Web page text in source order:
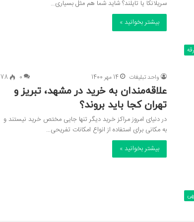
سریلانکا یا تایلند؟ شاید شما هم مثل بسیاری…
بیشتر بخوانید »
واحد تبلیغات 14 مهر 1400 0
78
علاقه‌مندان به خرید در مشهد،‌ تبریز و
تهران کجا باید بروند؟
در دنیای امروز مراکز خرید دیگر تنها جایی مختص خرید نیستند و
به مکانی برای استفاده از انواع امکانات تفریحی…
بیشتر بخوانید »